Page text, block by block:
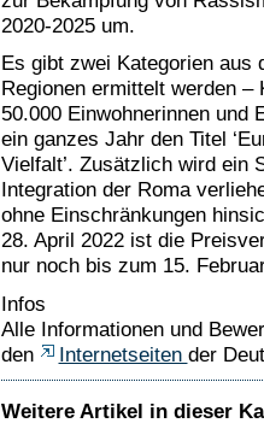
2020-2025 um.
Es gibt zwei Kategorien aus
Regionen ermittelt werden
50.000 Einwohnerinnen und
ein ganzes Jahr den Titel
Vielfalt’. Zusätzlich wird ein
Integration der Roma
ohne Einschränkungen
28. April 2022 ist die
nur noch bis zum 15.
Infos
Alle Informationen und
den
Internetseiten der
Weitere Artikel in dieser